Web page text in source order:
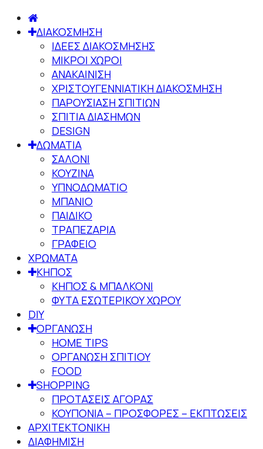
ΔΙΑΚΟΣΜΗΣΗ
ΙΔΕΕΣ ΔΙΑΚΟΣΜΗΣΗΣ
ΜΙΚΡΟΙ ΧΩΡΟΙ
ΑΝΑΚΑΙΝΙΣΗ
ΧΡΙΣΤΟΥΓΕΝΝΙΑΤΙΚΗ ΔΙΑΚΟΣΜΗΣΗ
ΠΑΡΟΥΣΙΑΣΗ ΣΠΙΤΙΩΝ
ΣΠΙΤΙΑ ΔΙΑΣΗΜΩΝ
DESIGN
ΔΩΜΑΤΙΑ
ΣΑΛΟΝΙ
ΚΟΥΖΙΝΑ
ΥΠΝΟΔΩΜΑΤΙΟ
ΜΠΑΝΙΟ
ΠΑΙΔΙΚΟ
ΤΡΑΠΕΖΑΡΙΑ
ΓΡΑΦΕΙΟ
ΧΡΩΜΑΤΑ
ΚΗΠΟΣ
ΚΗΠΟΣ & ΜΠΑΛΚΟΝΙ
ΦΥΤΑ ΕΣΩΤΕΡΙΚΟΥ ΧΩΡΟΥ
DIY
ΟΡΓΑΝΩΣΗ
HOME TIPS
ΟΡΓΑΝΩΣΗ ΣΠΙΤΙΟΥ
FOOD
SHOPPING
ΠΡΟΤΑΣΕΙΣ ΑΓΟΡΑΣ
ΚΟΥΠΟΝΙΑ – ΠΡΟΣΦΟΡΕΣ – ΕΚΠΤΩΣΕΙΣ
ΑΡΧΙΤΕΚΤΟΝΙΚΗ
ΔΙΑΦΗΜΙΣΗ